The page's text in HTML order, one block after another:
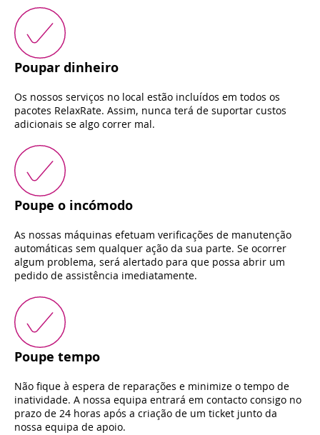
Poupar dinheiro
Os nossos serviços no local estão incluídos em todos os
pacotes RelaxRate. Assim, nunca terá de suportar custos
adicionais se algo correr mal.
Poupe o incómodo
As nossas máquinas efetuam verificações de manutenção
automáticas sem qualquer ação da sua parte. Se ocorrer
algum problema, será alertado para que possa abrir um
pedido de assistência imediatamente.
Poupe tempo
Não fique à espera de reparações e minimize o tempo de
inatividade. A nossa equipa entrará em contacto consigo no
prazo de 24 horas após a criação de um ticket junto da
nossa equipa de apoio.